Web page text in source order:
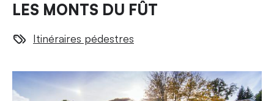
LES MONTS DU FÛT
Itinéraires pédestres